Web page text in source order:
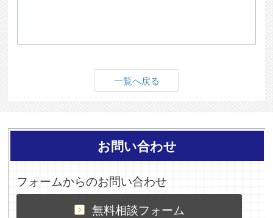
一覧へ戻る
お問い合わせ
フォームからのお問い合わせ
無料相談フォーム